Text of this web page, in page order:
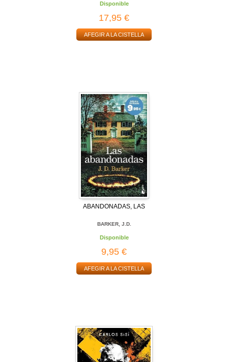
Disponible
17,95 €
AFEGIR A LA CISTELLA
ABANDONADAS, LAS
BARKER, J.D.
Disponible
9,95 €
AFEGIR A LA CISTELLA